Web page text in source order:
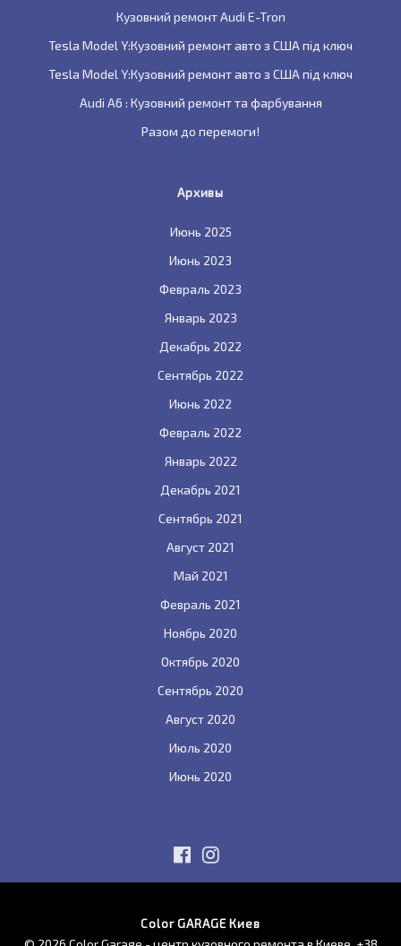
Кузовний ремонт Audi E-Tron
Tesla Model Y:Кузовний ремонт авто з США під ключ
Tesla Model Y:Кузовний ремонт авто з США під ключ
Audi A6 : Кузовний ремонт та фарбування
Разом до перемоги!
Архивы
Июнь 2025
Июнь 2023
Февраль 2023
Январь 2023
Декабрь 2022
Сентябрь 2022
Июнь 2022
Февраль 2022
Январь 2022
Декабрь 2021
Сентябрь 2021
Август 2021
Май 2021
Февраль 2021
Ноябрь 2020
Октябрь 2020
Сентябрь 2020
Август 2020
Июль 2020
Июнь 2020
Color GARAGE Киев